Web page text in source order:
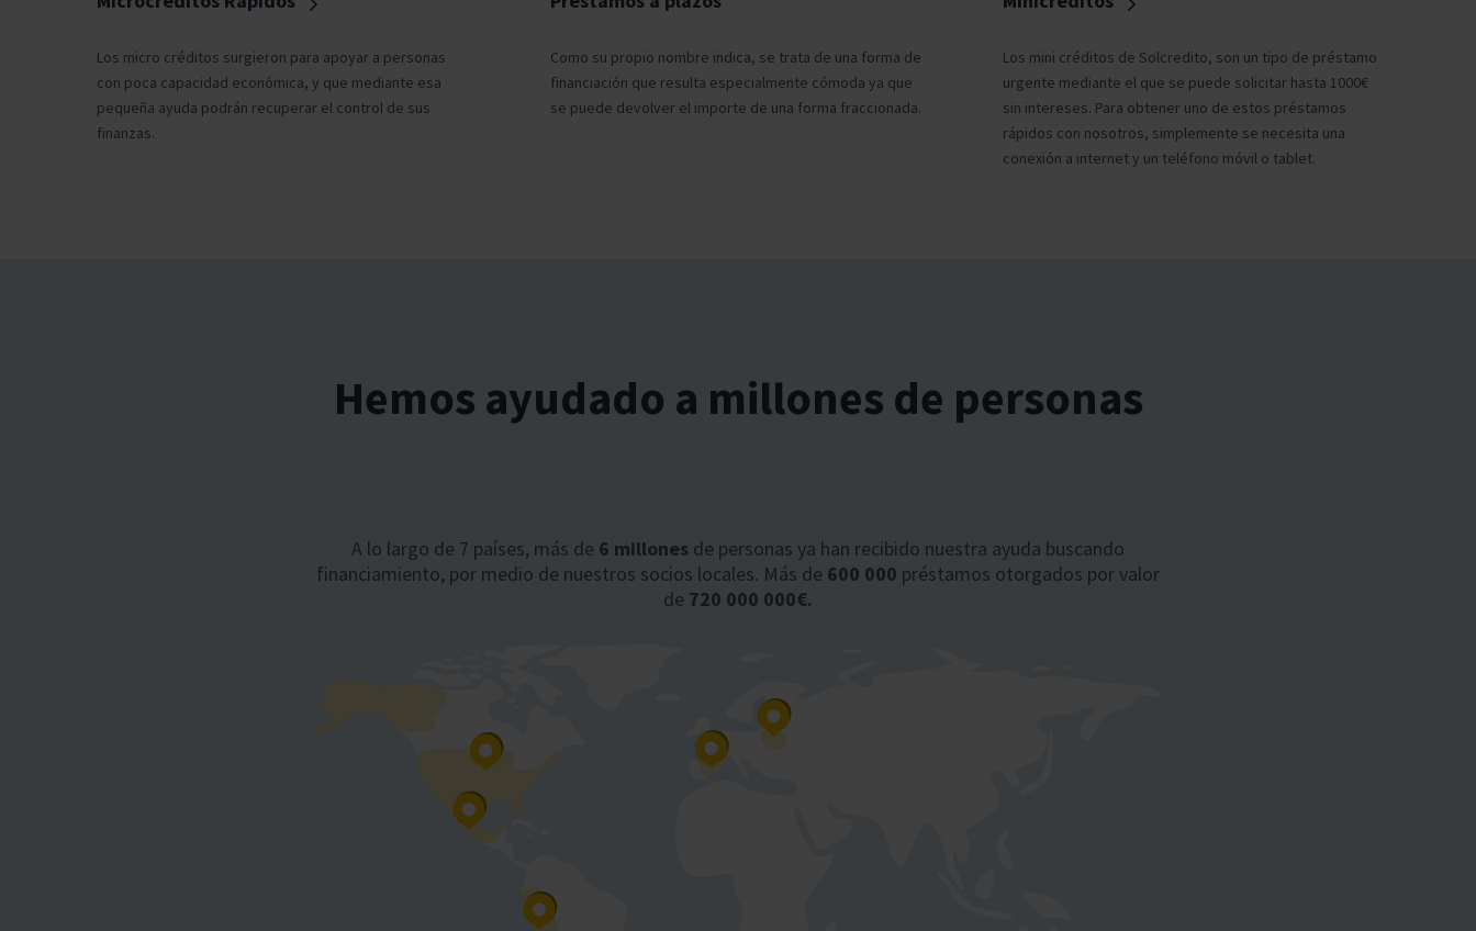
Los micro créditos surgieron para apoyar a personas
con poca capacidad económica, y que mediante esa
pequeña ayuda podrán recuperar el control de sus
finanzas.
Como su propio nombre indica, se trata de una forma de
financiación que resulta especialmente cómoda ya que
se puede devolver el importe de una forma fraccionada.
Los mini créditos de Solcredito, son un tipo de préstamo
urgente mediante el que se puede solicitar hasta 1000€
sin intereses. Para obtener uno de estos préstamos
rápidos con nosotros, simplemente se necesita una
conexión a internet y un teléfono móvil o tablet.
Hemos ayudado a millones de personas
A lo largo de 7 países, más de 6 millonesde personas ya han recibido nuestra ayuda buscando
financiamiento, por medio de nuestros socios locales. Más de 600 000 préstamos otorgados por valor
de 720 000 000€.